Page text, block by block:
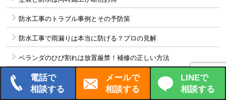
防水工事のトラブル事例とその予防策
防水工事で雨漏りは本当に防げる？プロの見解
ベランダのひび割れは放置厳禁！補修の正しい方法
防水工事の保証は本当に安心？契約前に必ず確認すべきこと
防水工事の費用を抑える裏技と注意点
電話で
相談する
メールで
相談する
LINEで
相談する